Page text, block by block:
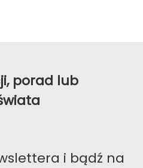
porad lub
i bądź na